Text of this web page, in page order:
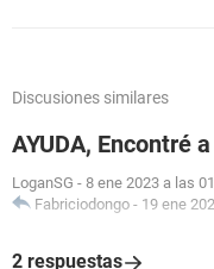
Discusiones similares
AYUDA, Encontré
LoganSG - 8 ene 2023 a las
Fabriciodongo - 19 ene
2 respuestas